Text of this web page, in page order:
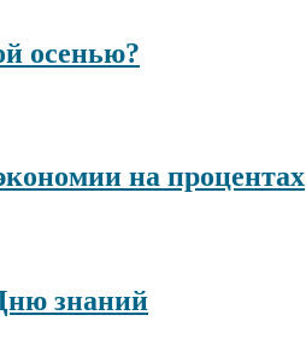
осенью?
на процентах
знаний